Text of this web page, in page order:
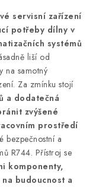
Servis
Bazar
objednávka
údajů
servisní zařízení
potřeby dílny v
systémů
liší od
na samotný
Za zmínku stojí
a dodatečná
zvýšené
prostředí
bezpečnostní a
R744. Přístroj se
komponenty,
budoucnost a